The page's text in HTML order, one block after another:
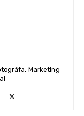
Marketing